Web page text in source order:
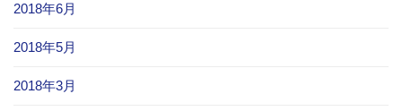
2018年6月
2018年5月
2018年3月